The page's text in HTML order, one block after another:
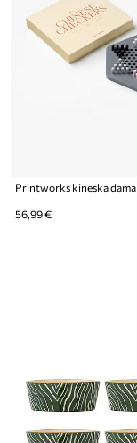
Printworks kineska dama
56,99 €